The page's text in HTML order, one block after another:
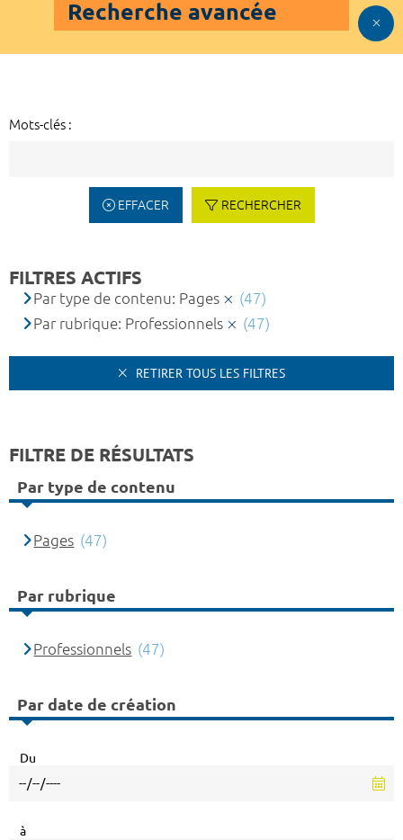
Recherche avancée
Mots-clés :
EFFACER RECHERCHER
FILTRES ACTIFS
Par type de contenu: Pages
(47)
Par rubrique: Professionnels
(47)
RETIRER TOUS LES FILTRES
FILTRE DE RÉSULTATS
Par type de contenu
Pages (47)
Par rubrique
Professionnels (47)
Par date de création
Du
à